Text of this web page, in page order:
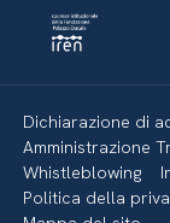
Dichiarazione di
Amministrazione
Whistleblowing
Politica della